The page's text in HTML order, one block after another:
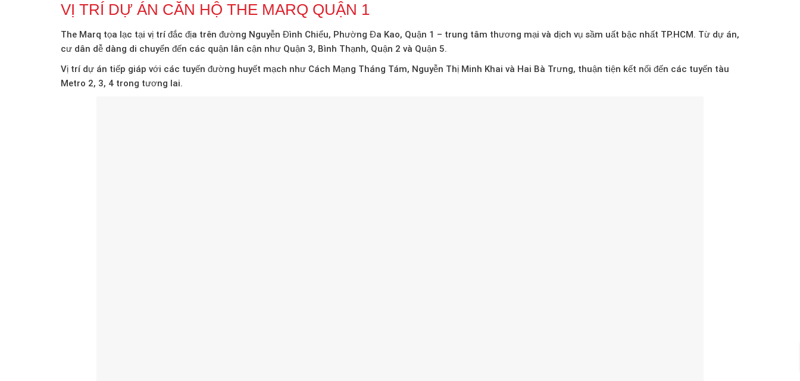
VỊ TRÍ DỰ ÁN CĂN HỘ THE MARQ QUẬN 1
The Marq tọa lạc tại vị trí đắc địa trên đường Nguyễn Đình Chiểu, Phường Đa Kao, Quận 1 – trung tâm thương mại và dịch vụ sầm uất bậc nhất TP.HCM. Từ dự án,
cư dân dễ dàng di chuyển đến các quận lân cận như Quận 3, Bình Thạnh, Quận 2 và Quận 5.
Vị trí dự án tiếp giáp với các tuyến đường huyết mạch như Cách Mạng Tháng Tám, Nguyễn Thị Minh Khai và Hai Bà Trưng, thuận tiện kết nối đến các tuyến tàu
Metro 2, 3, 4 trong tương lai.